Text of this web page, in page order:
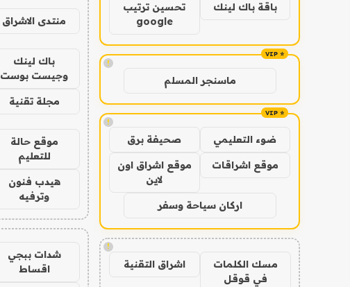
باقة باك لينك
تحسين ترتيب
google
!
ماسنجر المسلم
!
ضوء التعليمي صحيفة برق
موقع اشراقات
موقع اشراق اون
لاين
اركان سياحة وسفر
!
مسك الكلمات
في قوقل
اشراق التقنية
منتدى الاشراق
باك لينك
وجيست بوست
مجلة تقنية
موقع حالة
للتعليم
هيدب فنون
وترفيه
شدات ببجي
اقساط